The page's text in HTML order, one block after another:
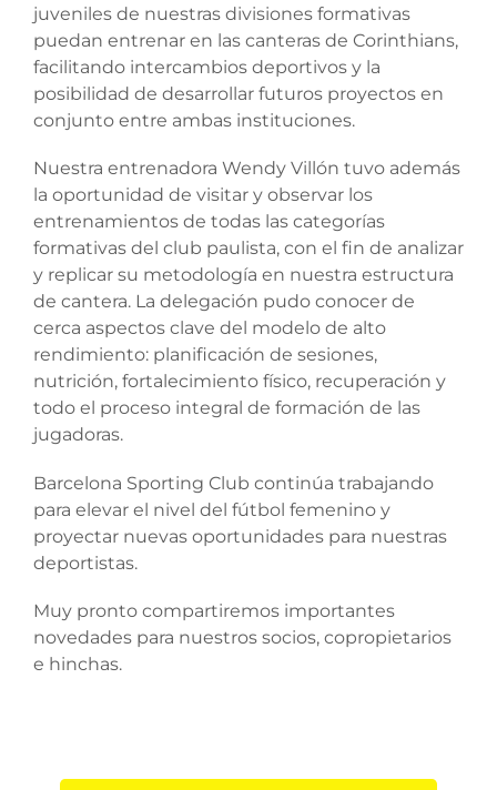
juveniles de nuestras divisiones formativas
puedan entrenar en las canteras de Corinthians,
facilitando intercambios deportivos y la
posibilidad de desarrollar futuros proyectos en
conjunto entre ambas instituciones.
Nuestra entrenadora Wendy Villón tuvo además
la oportunidad de visitar y observar los
entrenamientos de todas las categorías
formativas del club paulista, con el fin de analizar
y replicar su metodología en nuestra estructura
de cantera. La delegación pudo conocer de
cerca aspectos clave del modelo de alto
rendimiento: planificación de sesiones,
nutrición, fortalecimiento físico, recuperación y
todo el proceso integral de formación de las
jugadoras.
Barcelona Sporting Club continúa trabajando
para elevar el nivel del fútbol femenino y
proyectar nuevas oportunidades para nuestras
deportistas.
Muy pronto compartiremos importantes
novedades para nuestros socios, copropietarios
e hinchas.